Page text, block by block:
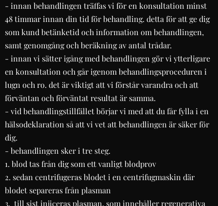
- innan behandlingen träffas vi för en konsultation minst
48 timmar innan din tid för behandling. detta för att ge dig
som kund betänketid och information om behandlingen,
samt genomgång och beräkning av antal trådar.
- innan vi sätter igång med behandlingen gör vi ytterligare
en konsultation och går igenom behandlingsproceduren i
lugn och ro. det är viktigt att vi förstår varandra och att
förväntan och förväntat resultat är samma.
- vid behandlingstillfället börjar vi med att du får fylla i en
hälsodeklaration så att vi vet att behandlingen är säker för
dig.
- behandlingen sker i tre steg.
1. blod tas från dig som ett vanligt blodprov
2. sedan centrifugeras blodet i en centrifugmaskin där
blodet separeras från plasman
3. till sist injiceras plasman, som innehåller regenerativa